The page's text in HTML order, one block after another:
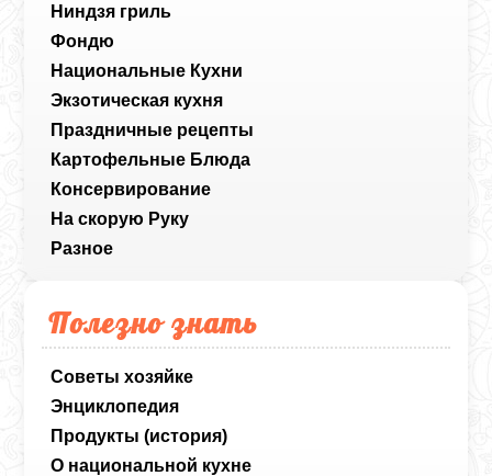
Ниндзя гриль
Фондю
Национальные Кухни
Экзотическая кухня
Праздничные рецепты
Картофельные Блюда
Консервирование
На скорую Руку
Разное
Полезно знать
Советы хозяйке
Энциклопедия
Продукты (история)
О национальной кухне